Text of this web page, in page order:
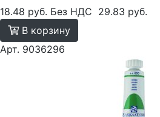
18.48 руб. Без НДС 29.83 руб.
В корзину
Арт. 9036296